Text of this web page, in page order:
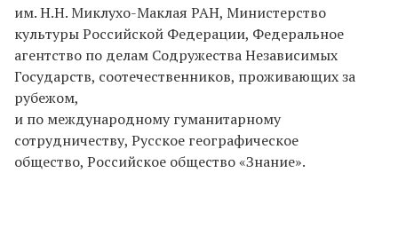
им. Н.Н. Миклухо-Маклая РАН, Министерство
культуры Российской Федерации, Федеральное
агентство по делам Содружества Независимых
Государств, соотечественников, проживающих за
рубежом,
и по международному гуманитарному
сотрудничеству, Русское географическое
общество, Российское общество «Знание».